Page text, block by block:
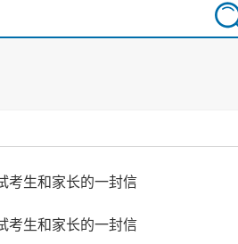
考生和家长的一封信
考生和家长的一封信